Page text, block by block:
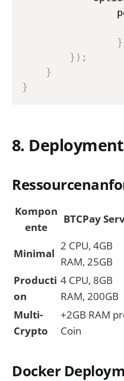
}
} ) ;
}
}
8.
Kompon
ente
BTCPay
Minimal
2 CPU, 4GB
RAM, 25GB
Producti
on
4 CPU, 8GB
RAM, 200GB
Multi-
Crypto
+2GB RAM
Coin
Docker